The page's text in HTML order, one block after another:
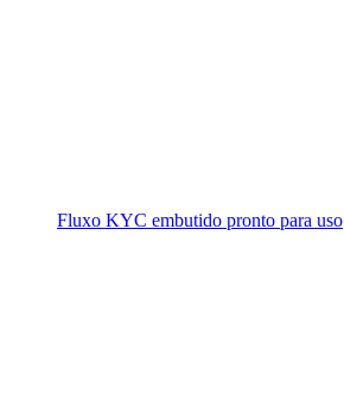
Fluxo KYC embutido pronto para uso